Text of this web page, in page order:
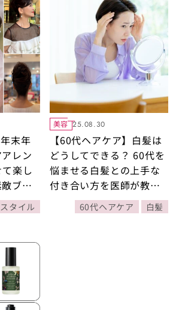
末年
レン
楽し
ブロ
の5変化
タイル
美容 25.08.30
【60代ヘアケア】白髪は
どうしてできる？ 60代を
悩ませる白髪との上手な
付き合い方を医師が教え
ます！60代ヘアケア 白髪